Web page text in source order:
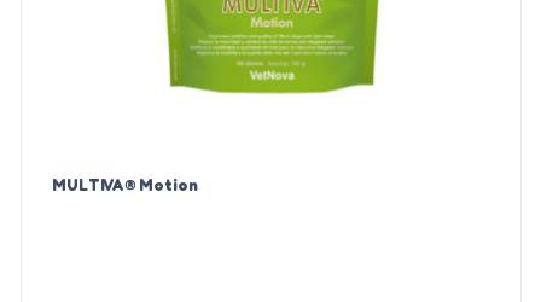
MULTIVA® Motion